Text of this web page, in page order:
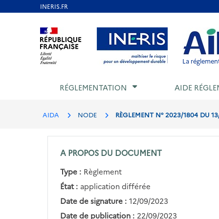
Aller au contenu Aller au menu Aller au
La
RÉGLEMENTATION AIDE
AIDA NODE RÈGLEMENT N° 2023/1804 DU
A PROPOS DU DOCUMENT
Type : Règlement
État : application différée
Date de signature : 12/09/2023
Date de publication : 22/09/2023